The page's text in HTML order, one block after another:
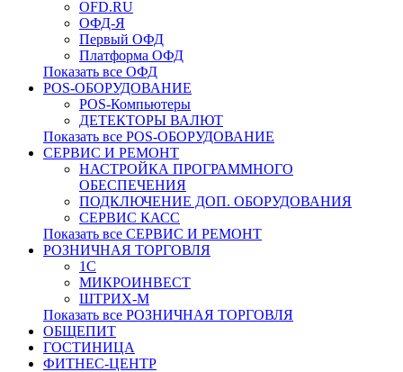
OFD.RU
ОФД-Я
Первый ОФД
Платформа ОФД
Показать все ОФД
POS-ОБОРУДОВАНИЕ
POS-Компьютеры
ДЕТЕКТОРЫ ВАЛЮТ
Показать все POS-ОБОРУДОВАНИЕ
СЕРВИС И РЕМОНТ
НАСТРОЙКА ПРОГРАММНОГО
ОБЕСПЕЧЕНИЯ
ПОДКЛЮЧЕНИЕ ДОП. ОБОРУДОВАНИЯ
СЕРВИС КАСС
Показать все СЕРВИС И РЕМОНТ
РОЗНИЧНАЯ ТОРГОВЛЯ
1С
МИКРОИНВЕСТ
ШТРИХ-М
Показать все РОЗНИЧНАЯ ТОРГОВЛЯ
ОБЩЕПИТ
ГОСТИНИЦА
ФИТНЕС-ЦЕНТР